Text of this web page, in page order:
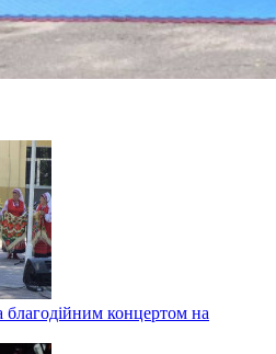
благодійним концертом на